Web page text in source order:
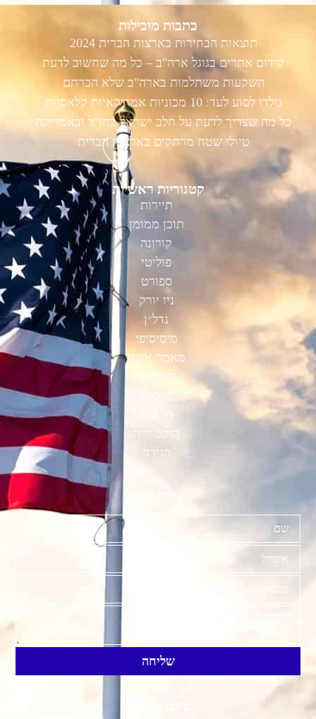
כתבות מובילות
תוצאות הבחירות בארצות הברית 2024
קידום אתרים בגוגל ארה"ב – כל מה שחשוב לדעת
השקעות משתלמות בארה"ב שלא הכרתם
נולדו לסוע לעד: 10 מכוניות אמריקאיות קלאסיות
כל מה שצריך לדעת על חלב ישראל בחו"ל ובאמריקה
טיולי שטח מרתקים בארצות הברית
קטגוריות ראשיות
תיירות
תוכן ממומן
קורונה
פוליטי
ספורט
ניו יורק
נדל״ן
מיסיסיפי
מאמר אורח
לימודים
כלכלה
חדשות
היסטוריה
הגירה
שליחה